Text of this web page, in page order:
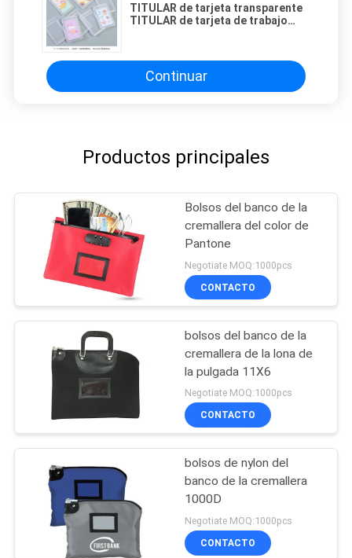
TITULAR de tarjeta transparente
TITULAR de tarjeta de trabajo
TITULAR de tarjeta de campus
TITULAR de tarjeta de autobús
escolar TITULAR de tarjeta de
acceso TITULAR de tarjeta de
Continuar
Productos principales
Bolsos del banco de la
cremallera del color de
Pantone
Negotiate MOQ:1000pcs
CONTACTO
bolsos del banco de la
cremallera de la lona de
la pulgada 11X6
Negotiate MOQ:1000pcs
CONTACTO
bolsos de nylon del
banco de la cremallera
1000D
Negotiate MOQ:1000pcs
CONTACTO